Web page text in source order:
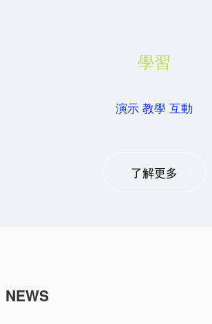
學習
演示 教學 互動
了解更多
NEWS